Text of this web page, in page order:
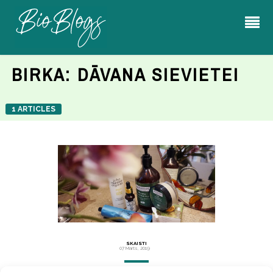
BIRKA: DĀVANA SIEVIETEI
1 ARTICLES
SKAISTI
07 Marts, 2019